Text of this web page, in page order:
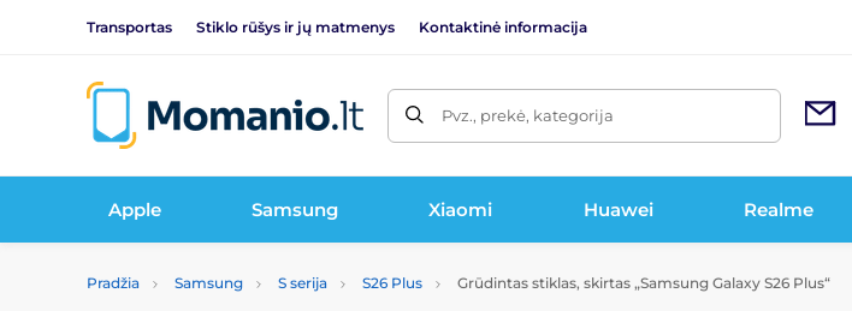
Transportas Stiklo rūšys ir jų matmenys Kontaktinė informacija
Pvz., prekė, kategorija
Apple Samsung Xiaomi Huawei Realme
Pradžia Samsung S serija S26 Plus Grūdintas stiklas, skirtas „Samsung Galaxy S26 Plus“